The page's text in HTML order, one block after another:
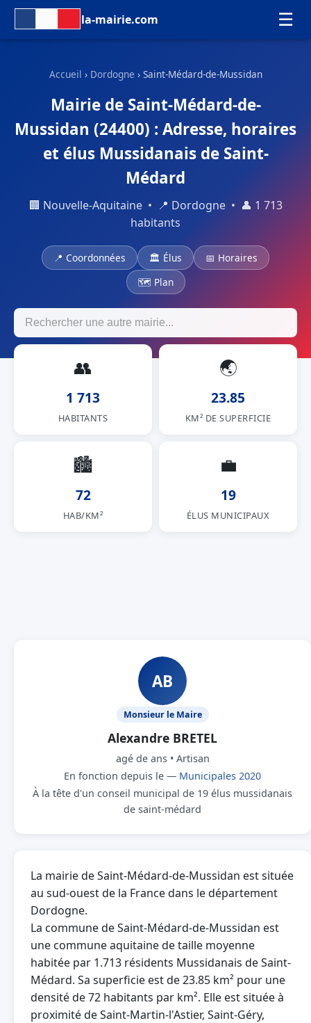
la-mairie.com ☰
Accueil › Dordogne › Saint-Médard-de-Mussidan
Mairie de Saint-Médard-de-
Mussidan (24400) : Adresse, horaires
et élus Mussidanais de Saint-
Médard
🏢 Nouvelle-Aquitaine • 📍 Dordogne • 👤 1 713
habitants
📍 Coordonnées 🏛 Élus
📅 Horaires
🗺 Plan
👥
1 713
HABITANTS
🌏
23.85
KM² DE SUPERFICIE
🏙
72
HAB/KM²
💼
19
ÉLUS MUNICIPAUX
AB
Monsieur le Maire
Alexandre BRETEL
agé de ans • Artisan
En fonction depuis le — Municipales 2020
À la tête d'un conseil municipal de 19 élus mussidanais
de saint-médard
La mairie de Saint-Médard-de-Mussidan est située
au sud-ouest de la France dans le département
Dordogne.
La commune de Saint-Médard-de-Mussidan est
une commune aquitaine de taille moyenne
habitée par 1.713 résidents Mussidanais de Saint-
Médard. Sa superficie est de 23.85 km² pour une
densité de 72 habitants par km². Elle est située à
proximité de Saint-Martin-l'Astier, Saint-Géry,